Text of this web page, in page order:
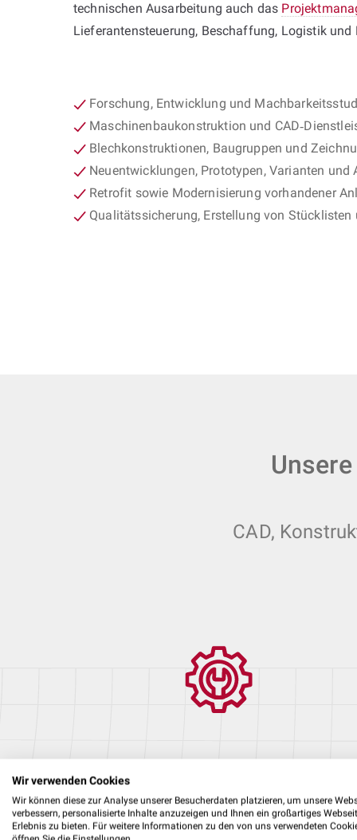
technischen Ausarbeitung auch das
Lieferantensteuerung, Beschaffung, Logistik und
Forschung, Entwicklung und
Maschinenbaukonstruktion und
Blechkonstruktionen, Baugruppen und
Neuentwicklungen, Prototypen, Varianten und
Retrofit sowie Modernisierung vorhandener
Qualitätssicherung, Erstellung von
CAD,
CAD‑Konstruktion
Wir verwenden Cookies
Wir können diese zur Analyse unserer Besucherdaten platzieren, um unsere
verbessern, personalisierte Inhalte anzuzeigen und Ihnen ein großartiges
Erlebnis zu bieten. Für weitere Informationen zu den von uns verwendeten